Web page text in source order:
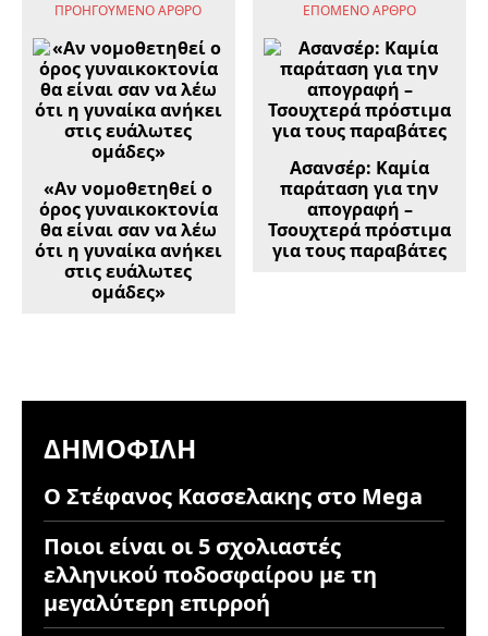
ΠΡΟΗΓΟΎΜΕΝΟ ΆΡΘΡΟ
«Αν νομοθετηθεί ο
όρος γυναικοκτονία
θα είναι σαν να λέω
ότι η γυναίκα ανήκει
στις ευάλωτες
ομάδες»
ΕΠΌΜΕΝΟ ΆΡΘΡΟ
Ασανσέρ: Καμία
παράταση για την
απογραφή –
Τσουχτερά πρόστιμα
για τους παραβάτες
ΔΗΜΟΦΙΛΉ
Ο Στέφανος Κασσελακης στο Mega
Ποιοι είναι οι 5 σχολιαστές
ελληνικού ποδοσφαίρου με τη
μεγαλύτερη επιρροή